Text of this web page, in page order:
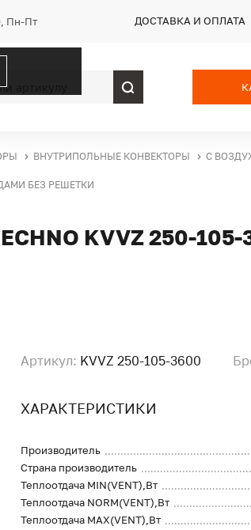
Пн-Пт ДОСТАВКА И ОПЛАТА
ВНУТРИПОЛЬНЫЕ КОНВЕКТОРЫ
С
БЕЗ РЕШЕТКИ
KVVZ 250-
Артикул: KVVZ 250-105-3600
ХАРАКТЕРИСТИКИ
Производитель
Страна производитель
Теплоотдача MIN(VENT),Вт
Теплоотдача NORM(VENT),Вт
Теплоотдача MAX(VENT),Вт